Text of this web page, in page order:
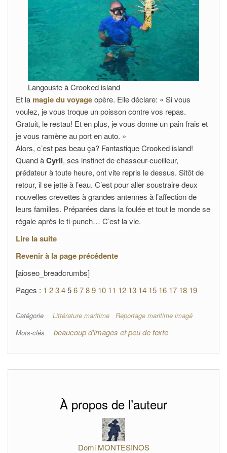
Langouste à Crooked island
Et la magie du voyageopère. Elle déclare: « Si vous
voulez, je vous troque un poisson contre vos repas.
Gratuit, le restau! Et en plus, je vous donne un pain frais et
je vous ramène au port en auto. »
Alors, c’est pas beau ça? Fantastique Crooked island!
Quand àCyril, ses instinct de chasseur-cueilleur,
prédateur à toute heure, ont vite repris le dessus. Sitôt de
retour, il se jette à l’eau. C’est pour aller soustraire deux
nouvelles crevettes à grandes antennes à l’affection de
leurs familles. Préparées dans la foulée et tout le monde se
régale après le ti-punch… C’est la vie.
Lire la suite
Revenir à la page précédente
[aioseo_breadcrumbs]
Pages : 1 23456789 10 11 12 13 14 15 16 17 18 19
Catégorie Littérature maritime
Reportage maritime imagé
Mots-clés
beaucoup d'images et peu de texte
À propos de l’auteur
Domi MONTESINOS